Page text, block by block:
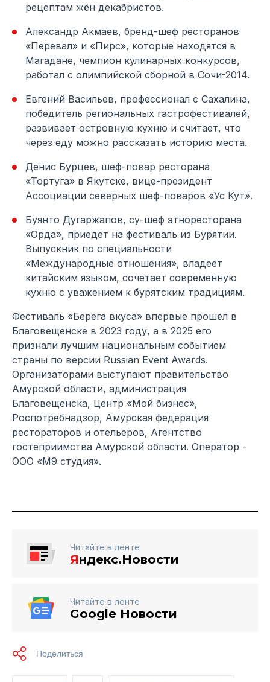
рецептам жён декабристов.
Александр Акмаев, бренд-шеф ресторанов
«Перевал» и «Пирс», которые находятся в
Магадане, чемпион кулинарных конкурсов,
работал с олимпийской сборной в Сочи-2014.
Евгений Васильев, профессионал с Сахалина,
победитель региональных гастрофестивалей,
развивает островную кухню и считает, что
через еду можно рассказать историю места.
Денис Бурцев, шеф-повар ресторана
«Тортуга» в Якутске, вице-президент
Ассоциации северных шеф-поваров «Ус Кут».
Буянто Дугаржапов, су-шеф этноресторана
«Орда», приедет на фестиваль из Бурятии.
Выпускник по специальности
«Международные отношения», владеет
китайским языком, сочетает современную
кухню с уважением к бурятским традициям.
Фестиваль «Берега вкуса» впервые прошёл в
Благовещенске в 2023 году, а в 2025 его
признали лучшим национальным событием
страны по версии Russian Event Awards.
Организаторами выступают правительство
Амурской области, администрация
Благовещенска, Центр «Мой бизнес»,
Роспотребнадзор, Амурская федерация
рестораторов и отельеров, Агентство
гостеприимства Амурской области. Оператор -
ООО «М9 студия».
Читайте в ленте
Яндекс.Новости
Читайте в ленте
Google Новости